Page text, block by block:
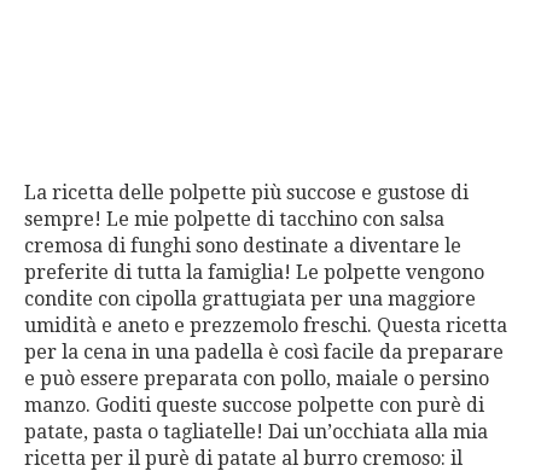
La ricetta delle polpette più succose e gustose di
sempre! Le mie polpette di tacchino con salsa
cremosa di funghi sono destinate a diventare le
preferite di tutta la famiglia! Le polpette vengono
condite con cipolla grattugiata per una maggiore
umidità e aneto e prezzemolo freschi. Questa ricetta
per la cena in una padella è così facile da preparare
e può essere preparata con pollo, maiale o persino
manzo. Goditi queste succose polpette con purè di
patate, pasta o tagliatelle! Dai un’occhiata alla mia
ricetta per il purè di patate al burro cremoso: il